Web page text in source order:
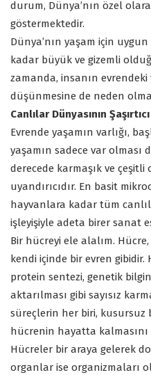
durum, Dünya’nın özel
göstermektedir.
Dünya’nın yaşam için
kadar büyük ve gizemli
zamanda, insanın
düşünmesine de neden
Canlılar Dünyasının
Evrende yaşamın varlığı,
yaşamın sadece var olması
derecede karmaşık ve çeşitli
uyandırıcıdır. En basit
hayvanlara kadar tüm
işleyişiyle adeta birer sanat
Bir hücreyi ele alalım.
kendi içinde bir evren
protein sentezi, genetik
aktarılması gibi sayısız
süreçlerin her biri, kusursuz
hücrenin hayatta kalmasını
Hücreler bir araya gelerek
organlar ise organizmaları